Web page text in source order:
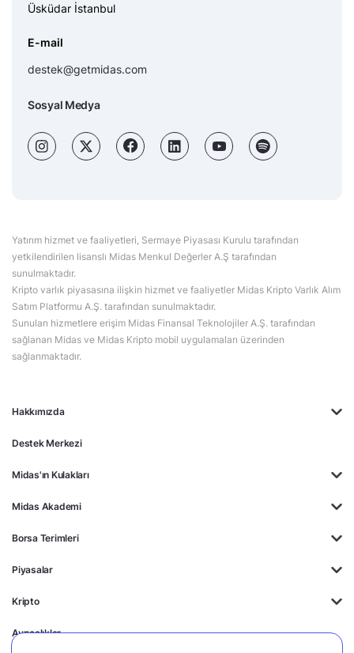
Hakkımızda
Destek Merkezi
Midas'ın Kulakları
Midas Akademi
Borsa Terimleri
Piyasalar
Kripto
Ayrıcalıklar
Üsküdar İstanbul
E-mail
destek@getmidas.com
Sosyal Medya
Yatırım hizmet ve faaliyetleri, Sermaye Piyasası Kurulu tarafından
yetkilendirilen lisanslı Midas Menkul Değerler A.Ş tarafından
sunulmaktadır.
Kripto varlık piyasasına ilişkin hizmet ve faaliyetler Midas Kripto Varlık Alım
Satım Platformu A.Ş. tarafından sunulmaktadır.
Sunulan hizmetlere erişim Midas Finansal Teknolojiler A.Ş. tarafından
sağlanan Midas ve Midas Kripto mobil uygulamaları üzerinden
sağlanmaktadır.